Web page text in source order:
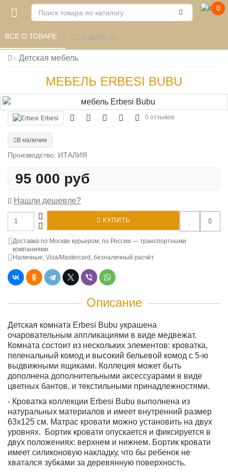
0
Детская мебель
МЕБЕЛЬ ERBESI BUBU
ВСЕ О ТОВАРЕ ОТЗЫВОВ (0)
Erbesi 0 отзывов
В наличии
Производство: ИТАЛИЯ
95 000 руб
Нашли дешевле?
КУПИТЬ
Доставка по Москве курьером, по России — транспортными
компаниями
Наличные, Visa/Mastercard, безналичный расчёт
Описание
Детская комната Erbesi Bubu украшена
очаровательным аппликациями в виде медвежат.
Комната состоит из нескольких элементов: кроватка,
пеленальный комод и высокий бельевой комод с 5-ю
выдвижными ящиками. Коллеция может быть
дополнена дополнительными аксессуарами в виде
цветных бантов, и текстильными принадлежностями.
- Кроватка коллекции Erbesi Bubu выполнена из
натуральных материалов и имеет внутренний размер
63х125 см. Матрас кровати можно установить на двух
уровнях. Бортик кровати опускается и фиксируется в
двух положениях: верхнем и нижнем. Бортик кровати
имеет силиконовую накладку, что бы ребенок не
хватался зубками за деревянную поверхность.